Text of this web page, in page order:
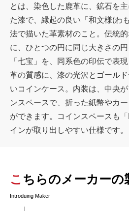
とは、染色した鹿革に、鉱石を
た漆で、縁起の良い「和文様(わ
法で描いた革素材のこと。伝統
に、ひとつの円に同じ大きさの
「七宝」を、同系色の印伝で表
革の質感に、漆の光沢とゴール
いコインケース。内装は、中央
ンスペースで、折った紙幣やカ
ができます。コインスペースも
インが取り出しやすい仕様です。
こちらのメーカー
Introduing Maker